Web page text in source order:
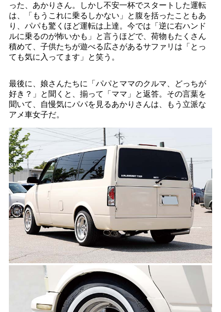
った、あかりさん。しかし不安一杯でスタートした運転
は、「もうこれに乗るしかない」と腹を括ったこともあ
り、パパも驚くほど運転は上達。今では「逆に右ハンド
ルに乗るのが怖いかも」と言うほどで、荷物もたくさん
積めて、子供たちが遊べる広さがあるサファリは「とっ
ても気に入ってます」と笑う。
最後に、娘さんたちに「パパとママのクルマ、どっちが
好き？」と聞くと、揃って「ママ」と返答。その言葉を
聞いて、自慢気にパパを見るあかりさんは、もう立派な
アメ車女子だ。